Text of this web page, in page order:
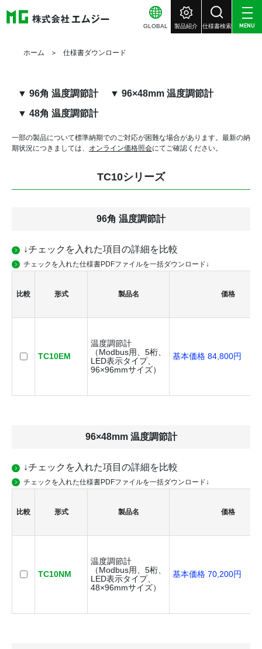
GLOBAL 製品紹介 仕様書検索 MENU
ホーム 仕様書ダウンロード
▼ 96角 温度調節計
▼ 96×48mm 温度調節計
▼ 48角 温度調節計
一部の製品について標準納期でのご対応が困難な場合があります。 最新の納
期状況につきましては、 オンライン価格照会にてご確認ください。
TC10シリーズ
96角 温度調節計
↓チェックを入れた項目の詳細を比較
チェックを入れた仕様書PDFファイルを一括ダウンロード↓
比較 形式 製品名 価格
TC10EM
温度調節計
（Modbus用、5桁、
LED表示タイプ、
96×96mmサイズ）
基本価格 84,800円
96×48mm 温度調節計
↓チェックを入れた項目の詳細を比較
チェックを入れた仕様書PDFファイルを一括ダウンロード↓
比較 形式 製品名 価格
TC10NM
温度調節計
（Modbus用、5桁、
LED表示タイプ、
48×96mmサイズ）
基本価格 70,200円